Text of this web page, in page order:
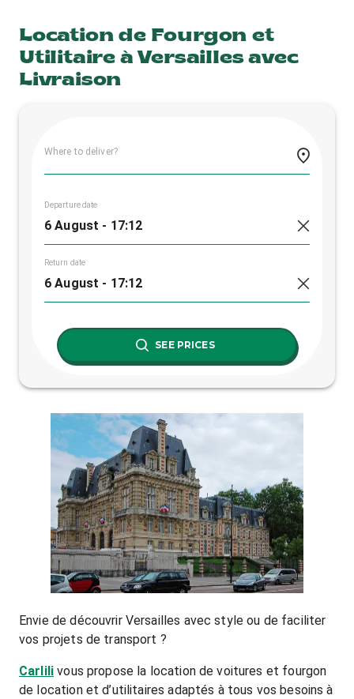
Location de Fourgon et
Utilitaire à Versailles avec
Livraison
Where to deliver?
Departure date
Return date
SEE PRICES
Envie de découvrir Versailles avec style ou de faciliter
vos projets de transport ?
Carlili vous propose la location de voitures et fourgon
de location et d’utilitaires adaptés à tous vos besoins à